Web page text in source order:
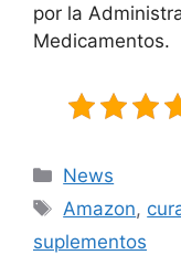
por la
Medicamentos.
Categorías
News
Etiquetas
Amazon,
suplementos